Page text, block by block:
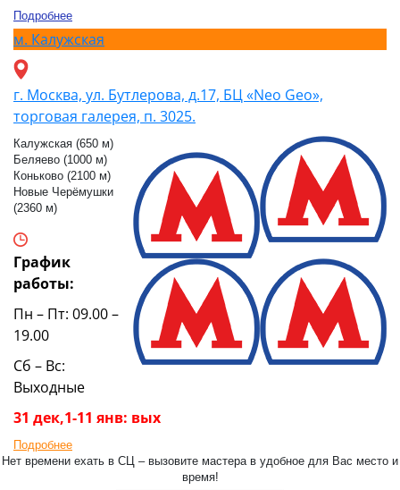
Подробнее
м. Калужская
г. Москва, ул. Бутлерова, д.17, БЦ «Neo Geo»,
торговая галерея, п. 3025.
Калужская (650 м)
Беляево (1000 м)
Коньково (2100 м)
Новые Черёмушки
(2360 м)
График
работы:
Пн – Пт: 09.00 –
19.00
Сб – Вс:
Выходные
31 дек,1-11 янв: вых
Подробнее
Нет времени ехать в СЦ – вызовите мастера в удобное для Вас место и
время!